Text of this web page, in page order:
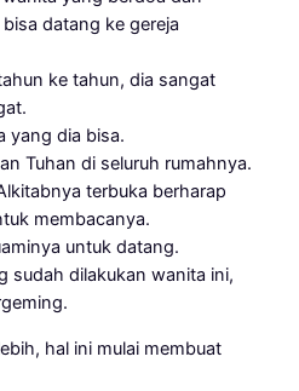
datang ke gereja
ke tahun, dia sangat
yang dia bisa.
Tuhan di seluruh rumahnya.
terbuka berharap
membacanya.
untuk datang.
sudah dilakukan wanita ini,
hal ini mulai membuat